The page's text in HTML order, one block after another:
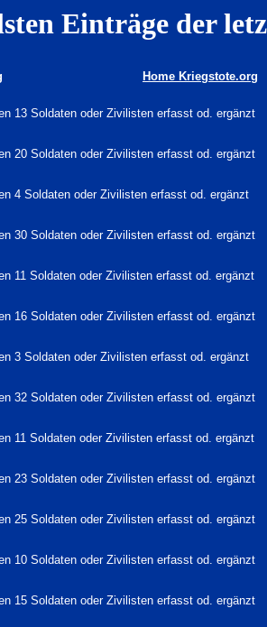
Einträge der
Home Kriegstote.org
13 Soldaten oder Zivilisten erfasst od. ergänzt
20 Soldaten oder Zivilisten erfasst od. ergänzt
4 Soldaten oder Zivilisten erfasst od. ergänzt
30 Soldaten oder Zivilisten erfasst od. ergänzt
11 Soldaten oder Zivilisten erfasst od. ergänzt
16 Soldaten oder Zivilisten erfasst od. ergänzt
3 Soldaten oder Zivilisten erfasst od. ergänzt
32 Soldaten oder Zivilisten erfasst od. ergänzt
11 Soldaten oder Zivilisten erfasst od. ergänzt
23 Soldaten oder Zivilisten erfasst od. ergänzt
25 Soldaten oder Zivilisten erfasst od. ergänzt
10 Soldaten oder Zivilisten erfasst od. ergänzt
15 Soldaten oder Zivilisten erfasst od. ergänzt